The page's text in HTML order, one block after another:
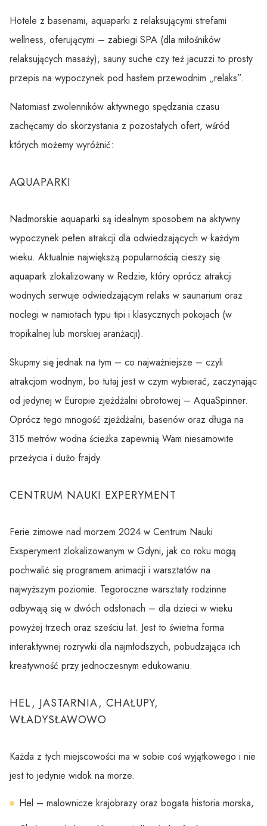
Hotele z basenami, aquaparki z relaksującymi strefami
wellness, oferującymi – zabiegi SPA (dla miłośników
relaksujących masaży), sauny suche czy też jacuzzi to prosty
przepis na wypoczynek pod hasłem przewodnim „relaks”.
Natomiast zwolenników aktywnego spędzania czasu
zachęcamy do skorzystania z pozostałych ofert, wśród
których możemy wyróżnić:
AQUAPARKI
Nadmorskie aquaparki są idealnym sposobem na aktywny
wypoczynek pełen atrakcji dla odwiedzających w każdym
wieku. Aktualnie największą popularnością cieszy się
aquapark zlokalizowany w Redzie, który oprócz atrakcji
wodnych serwuje odwiedzającym relaks w saunarium oraz
noclegi w namiotach typu tipi i klasycznych pokojach (w
tropikalnej lub morskiej aranżacji).
Skupmy się jednak na tym – co najważniejsze – czyli
atrakcjom wodnym, bo tutaj jest w czym wybierać, zaczynając
od jedynej w Europie zjeżdżalni obrotowej – AquaSpinner.
Oprócz tego mnogość zjeżdżalni, basenów oraz długa na
315 metrów wodna ścieżka zapewnią Wam niesamowite
przeżycia i dużo frajdy.
CENTRUM NAUKI EXPERYMENT
Ferie zimowe nad morzem 2024 w Centrum Nauki
Exsperyment zlokalizowanym w Gdyni, jak co roku mogą
pochwalić się programem animacji i warsztatów na
najwyższym poziomie. Tegoroczne warsztaty rodzinne
odbywają się w dwóch odsłonach – dla dzieci w wieku
powyżej trzech oraz sześciu lat. Jest to świetna forma
interaktywnej rozrywki dla najmłodszych, pobudzająca ich
kreatywność przy jednoczesnym edukowaniu.
HEL, JASTARNIA, CHAŁUPY,
WŁADYSŁAWOWO
Każda z tych miejscowości ma w sobie coś wyjątkowego i nie
jest to jedynie widok na morze.
Hel – malownicze krajobrazy oraz bogata historia morska,